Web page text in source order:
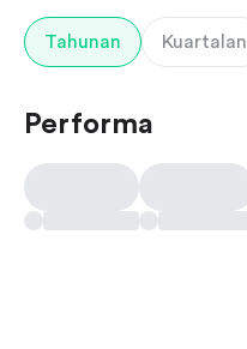
Tahunan Kuartalan
Performa